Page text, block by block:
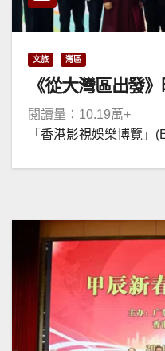
文旅 灣區
《從大灣區出發
閱讀量：10.19萬+
「香港影視娛樂博覽」